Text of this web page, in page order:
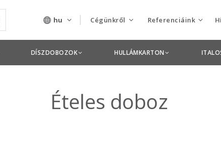
hu Cégünkről
Rólunk
állások
Referenciáink
Csomagolás termékek
DÍSZDOBOZOK HULLÁMKARTON
Ételes doboz